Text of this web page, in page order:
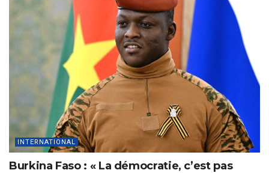
INTERNATIONAL
Burkina Faso : « La démocratie, c’est pas